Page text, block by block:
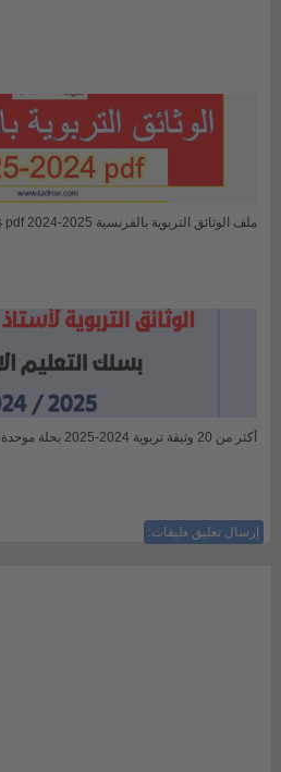
ملف الوثائق التربوية بالفرنسية 2025-2024 documents pédagogiques pdf
أكثر من 20 وثيقة تربوية 2024-2025 بحلة موحدة pdf
ليست هناك تعليقات:
إرسال تعليق